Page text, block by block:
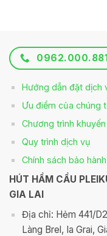
Hướng dẫn đặt dịch
Ưu điểm của chúng
Chương trình
Quy trình dịch vụ
Chính sách bảo hành
HÚT HẦM CẦU
GIA LAI
Địa chỉ: Hẻm 441/
Làng Brel, Ia Grai,